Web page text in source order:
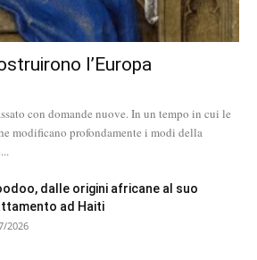
l’Europa
con domande nuove. In un tempo in cui le
modificano profondamente i modi della
dalle origini africane al suo
ad Haiti
2026